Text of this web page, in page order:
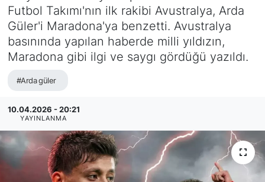
Futbol Takımı'nın ilk rakibi Avustralya, Arda
Güler'i Maradona'ya benzetti. Avustralya
basınında yapılan haberde milli yıldızın,
Maradona gibi ilgi ve saygı gördüğü yazıldı.
#Arda güler
10.04.2026 - 20:21
YAYINLANMA
Eğitim
Bilim ve Teknoloji
Yazı Dizisi
Tüm Manşetler
Son Dakika Haberleri
Haber Arşivi